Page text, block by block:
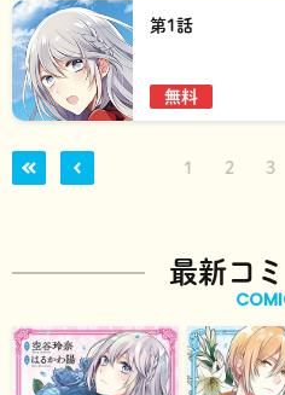
第1話
無料
1 2 3
最新コ